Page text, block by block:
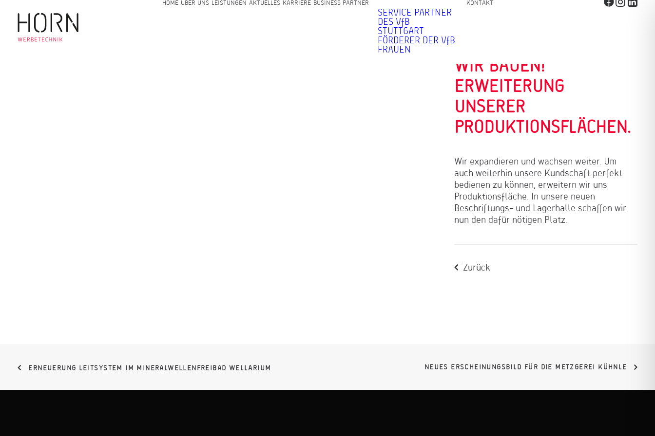
HOME ÜBER UNS LEISTUNGEN AKTUELLES KARRIERE BUSINESS PARTNER
SERVICE PARTNER
DES VfB
STUTTGART
FÖRDERER DER VfB
FRAUEN
KONTAKT
WIR BAUEN!
ERWEITERUNG
UNSERER
PRODUKTIONS­FLÄCHEN.
Wir expandieren und wachsen weiter. Um
auch weiterhin unsere Kundschaft perfekt
bedienen zu können, erweitern wir uns
Produktionsfläche. In unsere neuen
Beschriftungs- und Lagerhalle schaffen wir
nun den dafür nötigen Platz.
Zurück
ERNEUERUNG LEITSYSTEM IM MINERALWELLEN­FREIBAD WELLARIUM NEUES ERSCHEINUNGS­BILD FÜR DIE METZGEREI KÜHNLE